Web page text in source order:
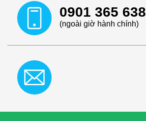
0901 365 638
(ngoài giờ hành chính)